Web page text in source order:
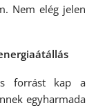
Nem elég jelen
forrást kap a
egyharmada